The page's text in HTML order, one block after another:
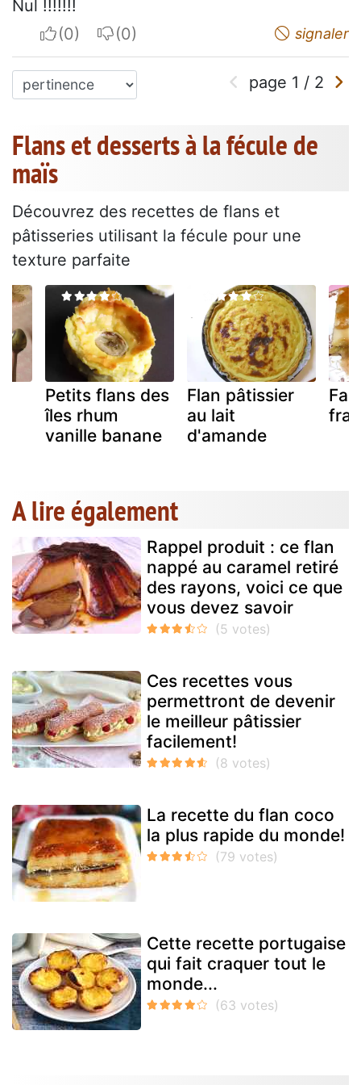
Nul !!!!!!!
I apreciateI do not appreciate signaler
page 1 / 2
Flans et desserts à la fécule de
maïs
Découvrez des recettes de flans et
pâtisseries utilisant la fécule pour une
texture parfaite
Petits flans des
îles rhum
vanille banane
Flan pâtissier
au lait
d'amande
Far
A lire également
Rappel produit : ce flan
nappé au caramel retiré
des rayons, voici ce que
vous devez savoir
Ces recettes vous
permettront de devenir
le meilleur pâtissier
facilement!
La recette du flan coco
la plus rapide du monde!
Cette recette portugaise
qui fait craquer tout le
monde...